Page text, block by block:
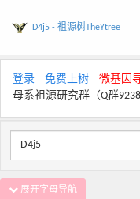
D4j5 - 祖源树TheYtree
登录 免费上树 微基因
母系祖源研究群（Q群
展开字母导航